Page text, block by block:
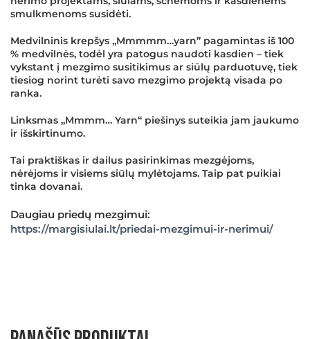
smulkmenoms susidėti.
Medvilninis krepšys „Mmmmm…yarn” pagamintas iš 100
% medvilnės, todėl yra patogus naudoti kasdien – tiek
vykstant į mezgimo susitikimus ar siūlų parduotuvę, tiek
tiesiog norint turėti savo mezgimo projektą visada po
ranka.
Linksmas „Mmmm… Yarn“ piešinys suteikia jam jaukumo
ir išskirtinumo.
Tai praktiškas ir dailus pasirinkimas mezgėjoms,
nėrėjoms ir visiems siūlų mylėtojams. Taip pat puikiai
tinka dovanai.
Daugiau priedų mezgimui:
https://margisiulai.lt/priedai-mezgimui-ir-nerimui/